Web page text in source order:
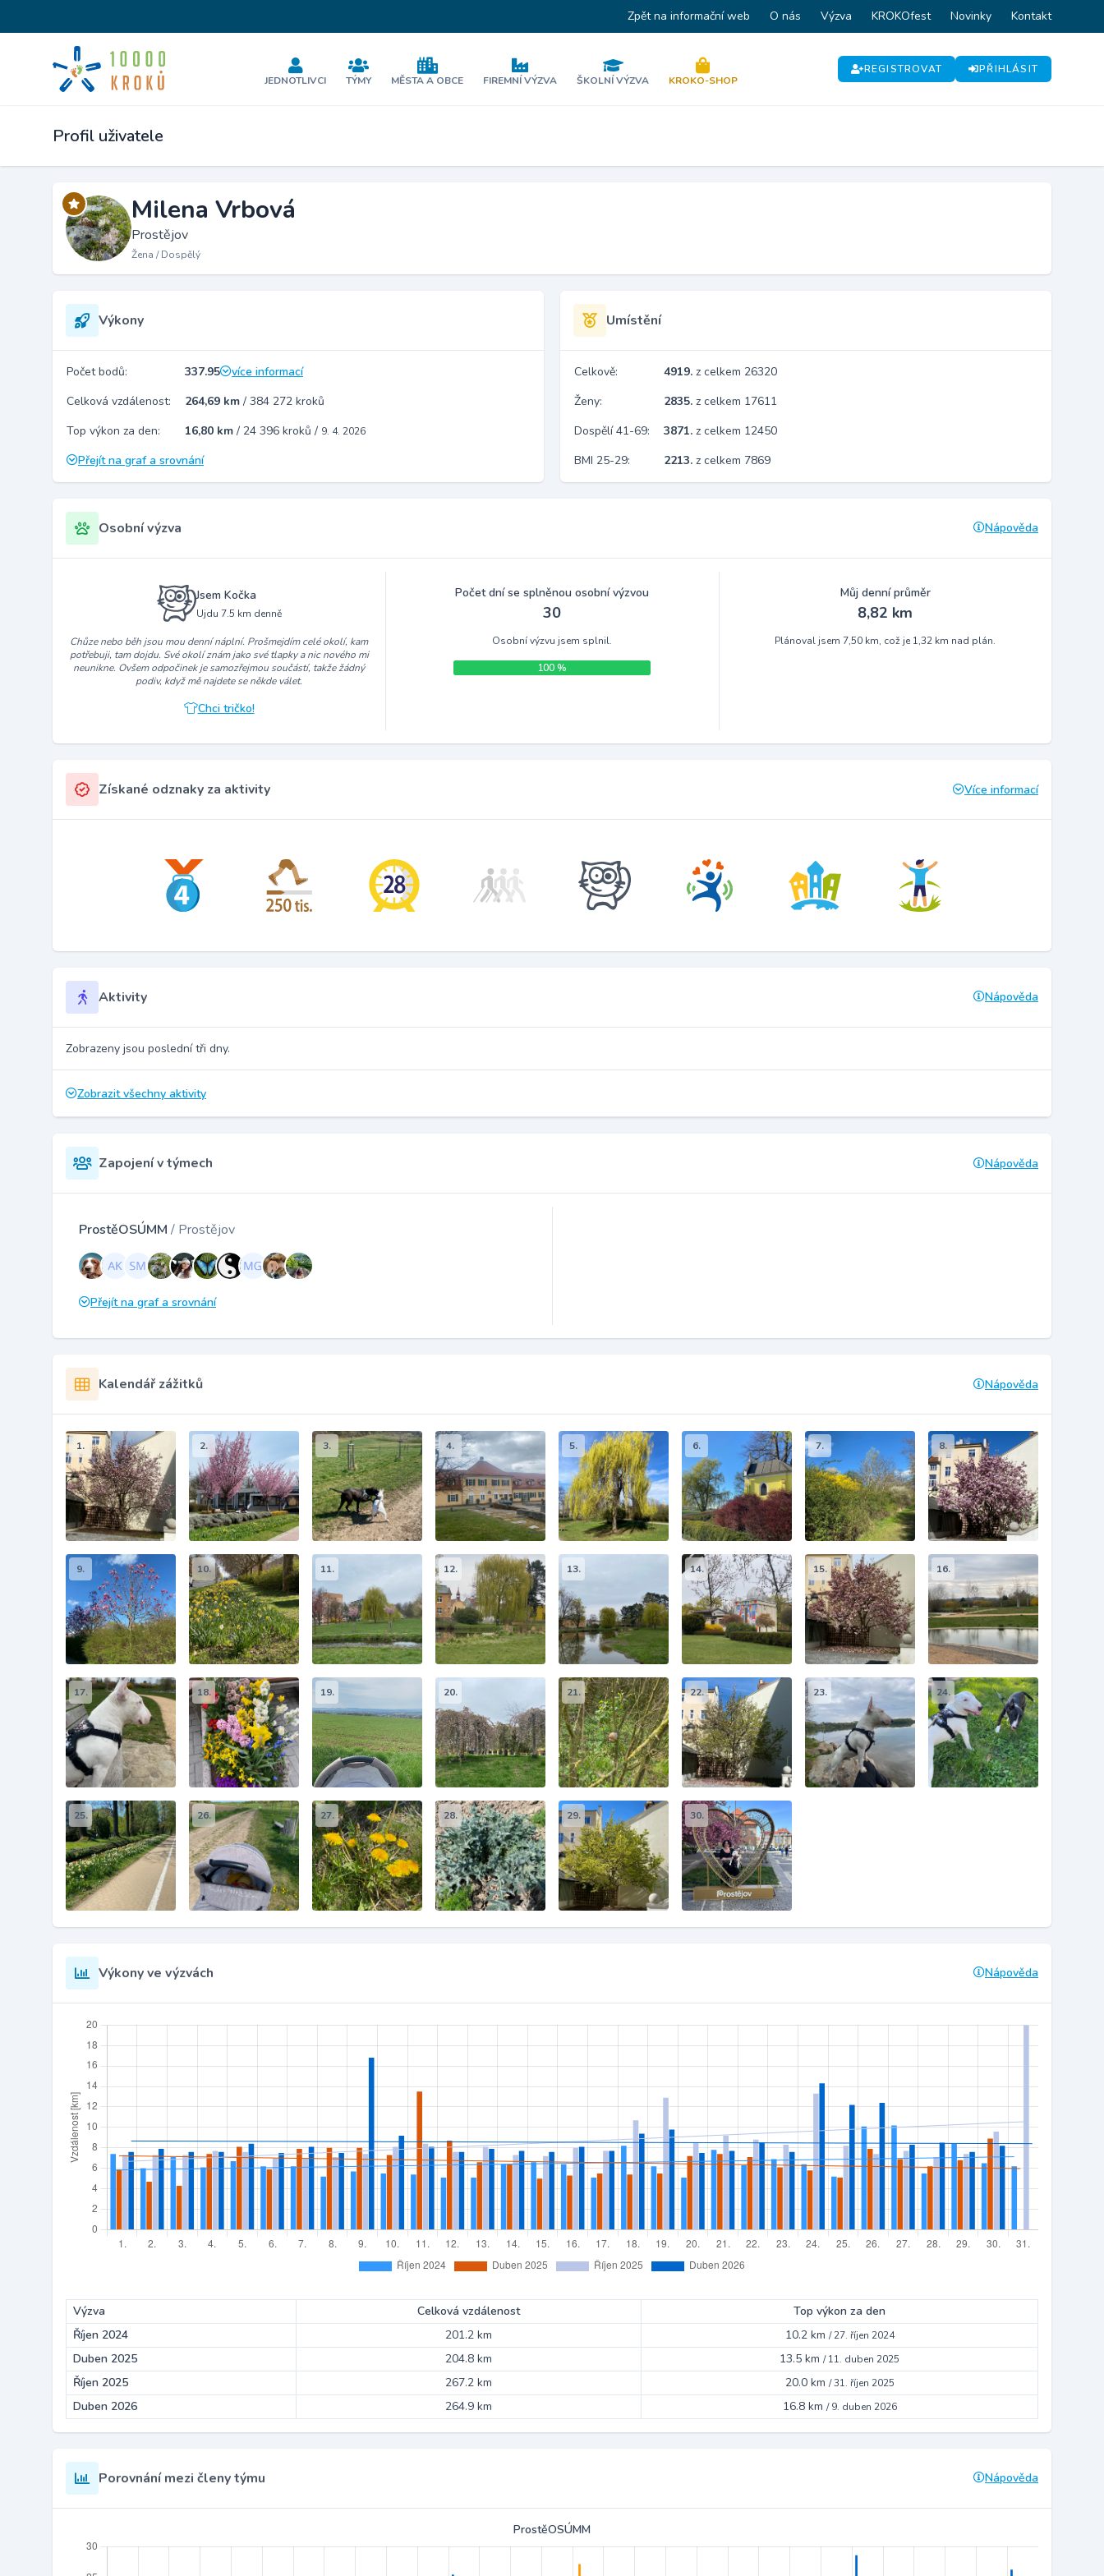
Zpět na informační web O nás Výzva KROKOfest Novinky Kontakt
JEDNOTLIVCI TÝMY MĚSTA A OBCE FIREMNÍ VÝZVA ŠKOLNÍ VÝZVA KROKO-SHOP
REGISTROVAT PŘIHLÁSIT
Profil uživatele
Milena Vrbová
Prostějov
Žena / Dospělý
Výkony
Počet bodů: 337.95
více informací
Celková vzdálenost:
264,69 km / 384 272 kroků
Top výkon za den:
16,80 km / 24 396 kroků / 9. 4. 2026
Přejít na graf a srovnání
Umístění
Celkově: 4919. z celkem 26320
Ženy:
2835. z celkem 17611
Dospělí 41-69:
3871. z celkem 12450
BMI 25-29:
2213. z celkem 7869
Osobní výzva Nápověda
Jsem Kočka
Ujdu 7.5 km denně
Chůze nebo běh jsou mou denní náplní. Prošmejdím celé okolí, kam
potřebuji, tam dojdu. Své okolí znám jako své tlapky a nic nového mi
neunikne. Ovšem odpočinek je samozřejmou součástí, takže žádný
podiv, když mě najdete se někde válet.
Chci tričko!
Počet dní se splněnou osobní výzvou
30
Osobní výzvu jsem splnil.
100 %
Můj denní průměr
8,82 km
Plánoval jsem 7,50 km, což je 1,32 km nad plán.
Získané odznaky za aktivity Více informací
Aktivity Nápověda
Zobrazeny jsou poslední tři dny.
Zobrazit všechny aktivity
Zapojení v týmech Nápověda
ProstěOSÚMM / Prostějov
Přejít na graf a srovnání
Kalendář zážitků Nápověda
1. 2. 3. 4. 5. 6. 7. 8.
9. 10. 11. 12. 13. 14. 15. 16.
17. 18. 19. 20. 21. 22. 23. 24.
25. 26. 27. 28. 29. 30.
Výkony ve výzvách Nápověda
Výzva Celková vzdálenost
Top výkon za den
Říjen 2024
201.2 km 10.2 km /27. říjen 2024
Duben 2025 204.8 km 13.5 km /11. duben 2025
Říjen 2025 267.2 km 20.0 km /31. říjen 2025
Duben 2026 264.9 km 16.8 km /9. duben 2026
Porovnání mezi členy týmu Nápověda
ProstěOSÚMM